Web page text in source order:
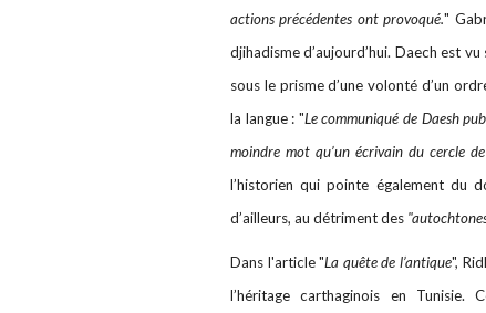
actions précédentes ont provoqué."
djihadisme d’aujourd’hui. Daech est
sous le prisme d’une volonté d’un
la langue : "Le communiqué de Daesh
moindre mot qu’un écrivain du cercle
l’historien qui pointe également du
d’ailleurs, au détriment des
Dans l'article "La quête de l’antique",
l’héritage carthaginois en